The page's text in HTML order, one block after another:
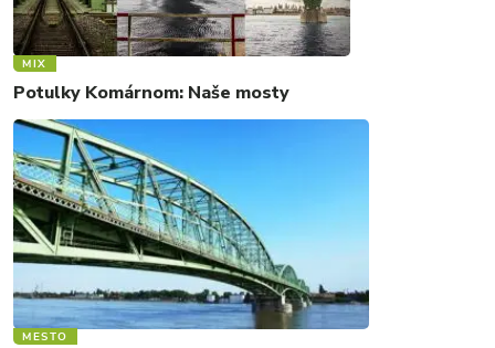
MIX
Potulky Komárnom: Naše mosty
MESTO